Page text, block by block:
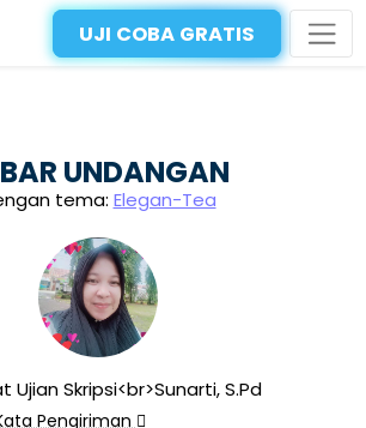
UJI COBA GRATIS
UNDANGAN
tema: Elegan-Tea
Ujian Skripsi<br>Sunarti, S.Pd
Pengiriman